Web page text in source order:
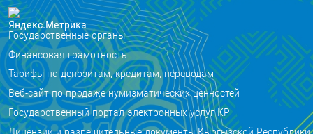
Государственные органы
Финансовая грамотность
Тарифы по депозитам, кредитам, переводам
Веб-сайт по продаже нумизматических ценностей
Государственный портал электронных услуг КР